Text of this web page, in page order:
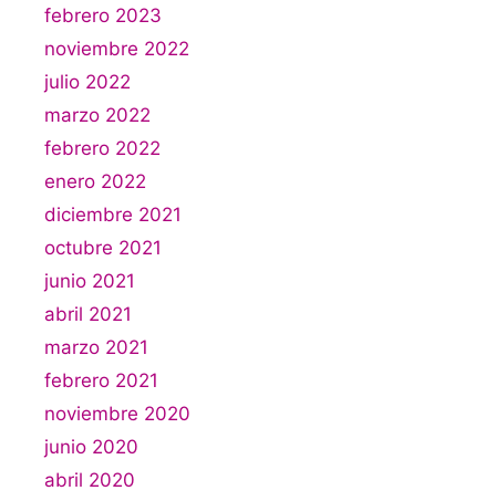
febrero 2023
noviembre 2022
julio 2022
marzo 2022
febrero 2022
enero 2022
diciembre 2021
octubre 2021
junio 2021
abril 2021
marzo 2021
febrero 2021
noviembre 2020
junio 2020
abril 2020